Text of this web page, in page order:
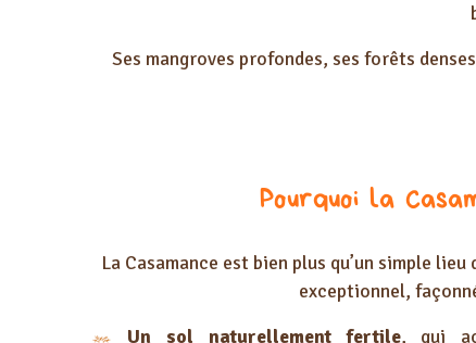
Ses mangroves profondes, ses forêts
Pourquoi la
La Casamance est bien plus qu’un simple
exceptionnel,
Un sol naturellement fertile, qui